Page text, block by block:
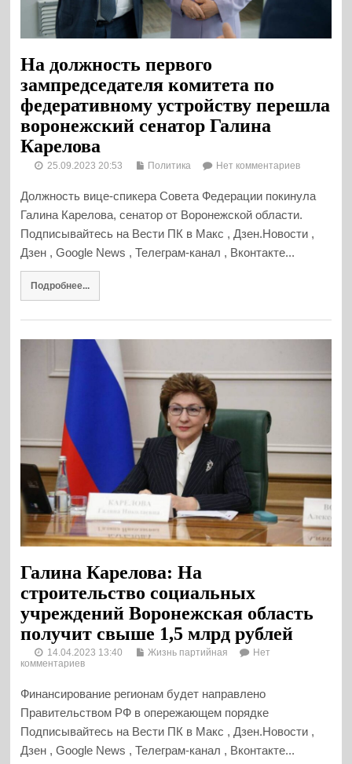
На должность первого
зампредседателя комитета по
федеративному устройству перешла
воронежский сенатор Галина
Карелова
25.09.2023 20:53 Политика Нет комментариев
Должность вице-спикера Совета Федерации покинула
Галина Карелова, сенатор от Воронежской области.
Подписывайтесь на Вести ПК в Макс , Дзен.Новости ,
Дзен , Google News , Телеграм-канал , Вконтакте...
Подробнее...
Галина Карелова: На
строительство социальных
учреждений Воронежская область
получит свыше 1,5 млрд рублей
14.04.2023 13:40 Жизнь партийная
Нет
комментариев
Финансирование регионам будет направлено
Правительством РФ в опережающем порядке
Подписывайтесь на Вести ПК в Макс , Дзен.Новости ,
Дзен , Google News , Телеграм-канал , Вконтакте...